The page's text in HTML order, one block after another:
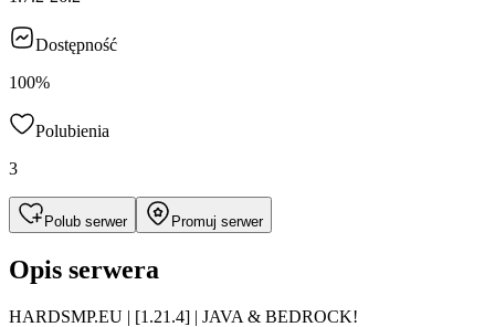
Dostępność
100%
Polubienia
3
Polub serwer Promuj serwer
Opis serwera
HARDSMP.EU | [1.21.4] | JAVA & BEDROCK!